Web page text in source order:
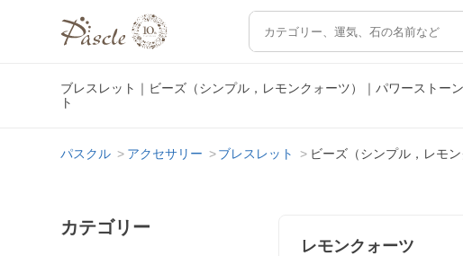
ブレスレット｜ビーズ（シンプル，レモンクォーツ）｜パワーストー
ト
パスクル アクセサリー ブレスレット ビーズ（シンプル，レモン
カテゴリー
レモンクォーツ